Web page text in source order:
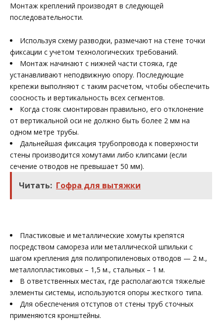
Монтаж креплений производят в следующей
последовательности.
Используя схему разводки, размечают на стене точки
фиксации с учетом технологических требований.
Монтаж начинают с нижней части стояка, где
устанавливают неподвижную опору. Последующие
крепежи выполняют с таким расчетом, чтобы обеспечить
соосность и вертикальность всех сегментов.
Когда стояк смонтирован правильно, его отклонение
от вертикальной оси не должно быть более 2 мм на
одном метре трубы.
Дальнейшая фиксация трубопровода к поверхности
стены производится хомутами либо клипсами (если
сечение отводов не превышает 50 мм).
Читать: Гофра для вытяжки
Пластиковые и металлические хомуты крепятся
посредством самореза или металлической шпильки с
шагом крепления для полипропиленовых отводов — 2 м.,
металлопластиковых – 1,5 м., стальных – 1 м.
В ответственных местах, где располагаются тяжелые
элементы системы, используются опоры жесткого типа.
Для обеспечения отступов от стены труб сточных
применяются кронштейны.